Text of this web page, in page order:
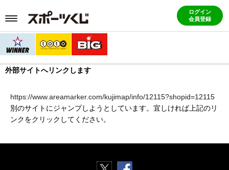
ログイン
会員登録
外部サイトへリンクします
https://www.areamarker.com/kujimap/info/12115?shopid=12115
別のサイトにジャンプしようとしています。宜しければ上記のリ
ンクをクリックしてください。